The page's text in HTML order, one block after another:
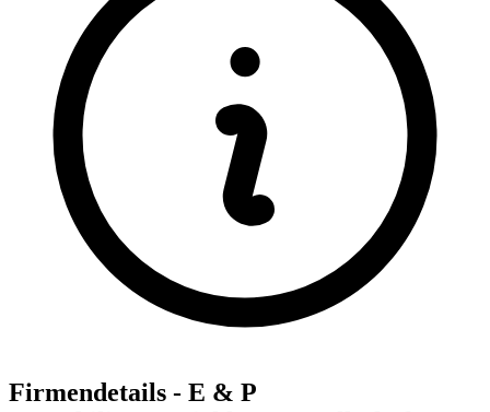
Firmendetails - E & P